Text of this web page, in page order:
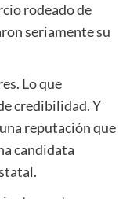
rodeado de
seriamente su
Lo que
credibilidad. Y
reputación que
candidata